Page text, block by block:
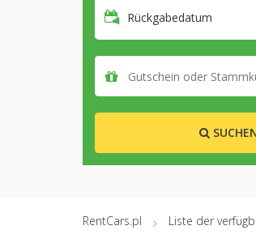
Rückgabedatum
RentCars.pl Liste der